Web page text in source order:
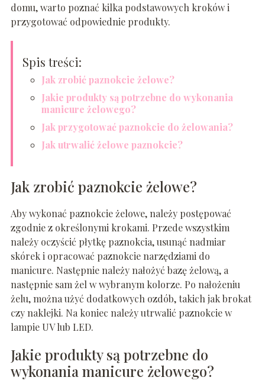
domu, warto poznać kilka podstawowych kroków i
przygotować odpowiednie produkty.
Spis treści:
Jak zrobić paznokcie żelowe?
Jakie produkty są potrzebne do wykonania
manicure żelowego?
Jak przygotować paznokcie do żelowania?
Jak utrwalić żelowe paznokcie?
Jak zrobić paznokcie żelowe?
Aby wykonać paznokcie żelowe, należy postępować
zgodnie z określonymi krokami. Przede wszystkim
należy oczyścić płytkę paznokcia, usunąć nadmiar
skórek i opracować paznokcie narzędziami do
manicure. Następnie należy nałożyć bazę żelową, a
następnie sam żel w wybranym kolorze. Po nałożeniu
żelu, można użyć dodatkowych ozdób, takich jak brokat
czy naklejki. Na koniec należy utrwalić paznokcie w
lampie UV lub LED.
Jakie produkty są potrzebne do
wykonania manicure żelowego?